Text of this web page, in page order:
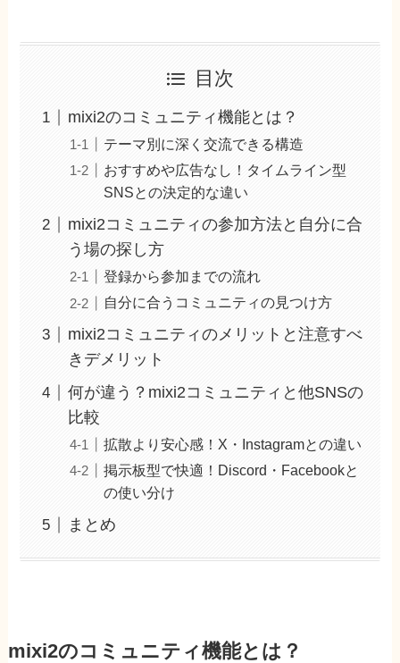
目次
mixi2のコミュニティ機能とは？
テーマ別に深く交流できる構造
おすすめや広告なし！タイムライン型
SNSとの決定的な違い
mixi2コミュニティの参加方法と自分に合
う場の探し方
登録から参加までの流れ
自分に合うコミュニティの見つけ方
mixi2コミュニティのメリットと注意すべ
きデメリット
何が違う？mixi2コミュニティと他SNSの
比較
拡散より安心感！X・Instagramとの違い
掲示板型で快適！Discord・Facebookと
の使い分け
まとめ
mixi2のコミュニティ機能とは？